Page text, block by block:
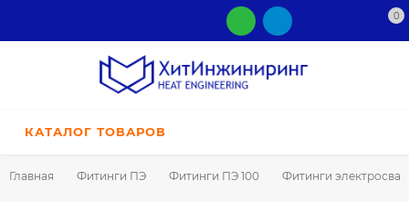
0
КАТАЛОГ ТОВАРОВ
Главная Фитинги ПЭ Фитинги ПЭ 100 Фитинги